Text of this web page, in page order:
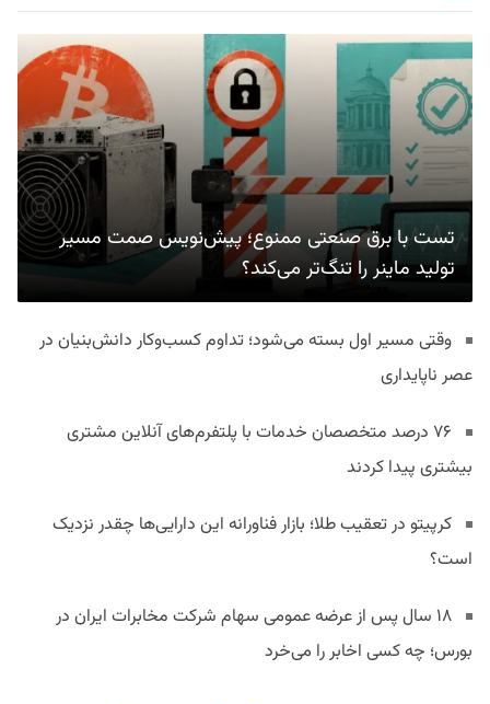
تست با برق صنعتی ممنوع؛ پیش‌نویس صمت مسیر
تولید ماینر را تنگ‌تر می‌کند؟
وقتی مسیر اول بسته می‌شود؛ تداوم کسب‌وکار دانش‌بنیان در
عصر ناپایداری
۷۶ درصد متخصصان خدمات با پلتفرم‌های آنلاین مشتری
بیشتری پیدا کردند
کرپیتو در تعقیب طلا؛ بازار فناورانه این دارایی‌ها چقدر نزدیک
است؟
۱۸ سال پس از عرضه عمومی سهام شرکت مخابرات ایران در
بورس؛ چه کسی اخابر را می‌خرد